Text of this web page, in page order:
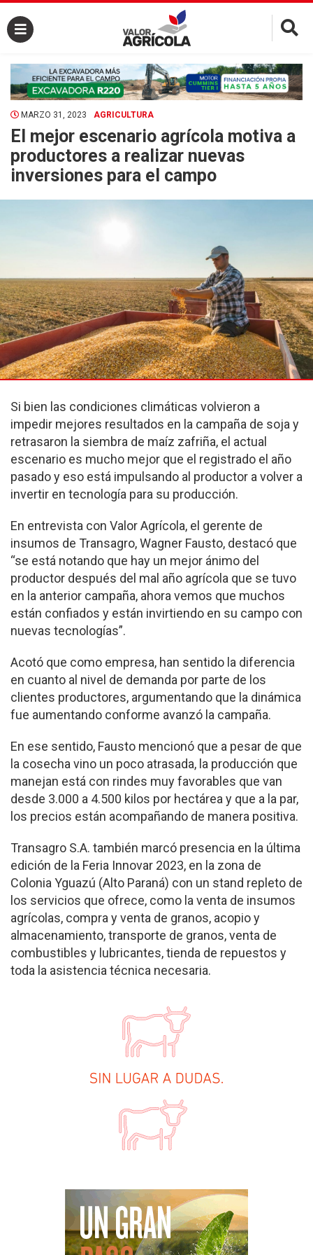
×
MARZO 31, 2023 AGRICULTURA
El mejor escenario agrícola motiva a
productores a realizar nuevas
inversiones para el campo
Si bien las condiciones climáticas volvieron a
impedir mejores resultados en la campaña de soja y
retrasaron la siembra de maíz zafriña, el actual
escenario es mucho mejor que el registrado el año
pasado y eso está impulsando al productor a volver a
invertir en tecnología para su producción.
En entrevista con Valor Agrícola, el gerente de
insumos de Transagro, Wagner Fausto, destacó que
“se está notando que hay un mejor ánimo del
productor después del mal año agrícola que se tuvo
en la anterior campaña, ahora vemos que muchos
están confiados y están invirtiendo en su campo con
nuevas tecnologías”.
Acotó que como empresa, han sentido la diferencia
en cuanto al nivel de demanda por parte de los
clientes productores, argumentando que la dinámica
fue aumentando conforme avanzó la campaña.
En ese sentido, Fausto mencionó que a pesar de que
la cosecha vino un poco atrasada, la producción que
manejan está con rindes muy favorables que van
desde 3.000 a 4.500 kilos por hectárea y que a la par,
los precios están acompañando de manera positiva.
Transagro S.A. también marcó presencia en la última
edición de la Feria Innovar 2023, en la zona de
Colonia Yguazú (Alto Paraná) con un stand repleto de
los servicios que ofrece, como la venta de insumos
agrícolas, compra y venta de granos, acopio y
almacenamiento, transporte de granos, venta de
combustibles y lubricantes, tienda de repuestos y
toda la asistencia técnica necesaria.